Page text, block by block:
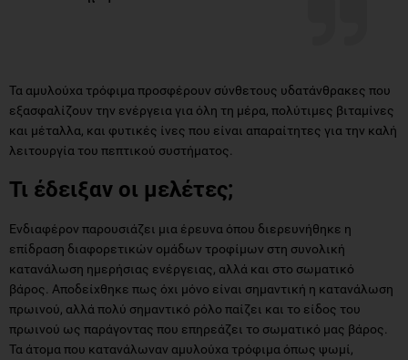
Τα αμυλούχα τρόφιμα προσφέρουν σύνθετους υδατάνθρακες που
εξασφαλίζουν την ενέργεια για όλη τη μέρα, πολύτιμες βιταμίνες
και μέταλλα, και φυτικές ίνες που είναι απαραίτητες για την καλή
λειτουργία του πεπτικού συστήματος.
Τι έδειξαν οι μελέτες;
Ενδιαφέρον παρουσιάζει μια έρευνα όπου διερευνήθηκε η
επίδραση διαφορετικών ομάδων τροφίμων στη συνολική
κατανάλωση ημερήσιας ενέργειας, αλλά και στο σωματικό
βάρος. Αποδείχθηκε πως όχι μόνο είναι σημαντική η κατανάλωση
πρωινού, αλλά πολύ σημαντικό ρόλο παίζει και το είδος του
πρωινού ως παράγοντας που επηρεάζει το σωματικό μας βάρος.
Τα άτομα που κατανάλωναν αμυλούχα τρόφιμα όπως ψωμί,